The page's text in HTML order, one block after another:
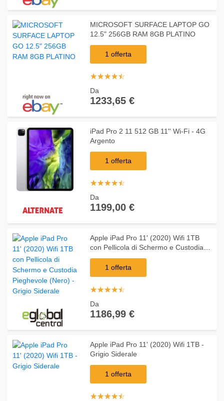
MICROSOFT SURFACE LAPTOP GO
12.5" 256GB RAM 8GB PLATINO
1 offerta
☆☆☆☆☆
★★★★★
Da
1233,65 €
iPad Pro 2 11 512 GB 11'' Wi-Fi - 4G
Argento
1 offerta
☆☆☆☆☆
★★★★★
Da
1199,00 €
Apple iPad Pro 11' (2020) Wifi 1TB
con Pellicola di Schermo e Custodia
Pieghevole (Nero) - Grigio Siderale
1 offerta
☆☆☆☆☆
★★★★★
Da
1186,99 €
Apple iPad Pro 11' (2020) Wifi 1TB -
Grigio Siderale
1 offerta
☆☆☆☆☆
★★★★★